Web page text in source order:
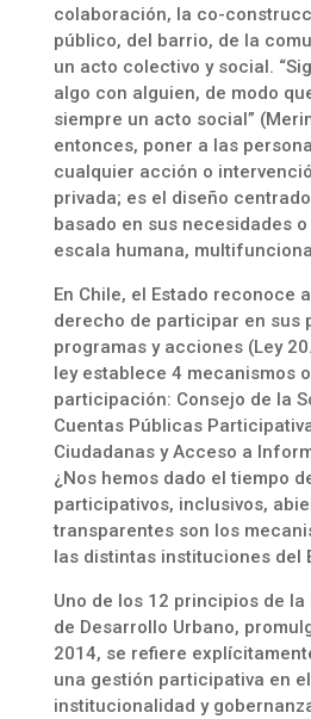
colaboración, la co-
público, del barrio, de la
un acto colectivo y social.
algo con alguien, de modo
siempre un acto social”
entonces, poner a las
cualquier acción o
privada; es el diseño
basado en sus necesidades
escala humana,
En Chile, el Estado reconoce
derecho de participar en sus
programas y acciones (Ley
ley establece 4 mecanismos
participación: Consejo de la
Cuentas Públicas
Ciudadanas y Acceso a
¿Nos hemos dado el tiempo
participativos, inclusivos,
transparentes son los
las distintas instituciones del
Uno de los 12 principios de
de Desarrollo Urbano,
2014, se refiere
una gestión participativa en
institucionalidad y